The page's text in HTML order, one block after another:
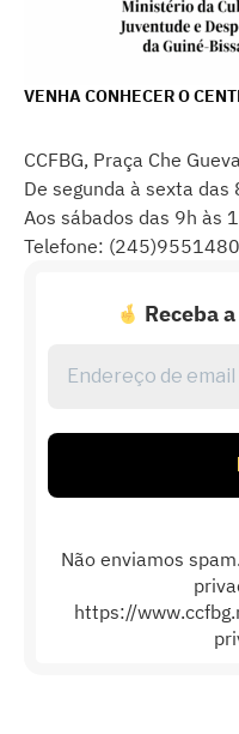
VENHA CONHECER O
CCFBG, Praça Che
De segunda à sexta das
Aos sábados das 9h às
Telefone:
Receba
de
*
Não enviamos
https://